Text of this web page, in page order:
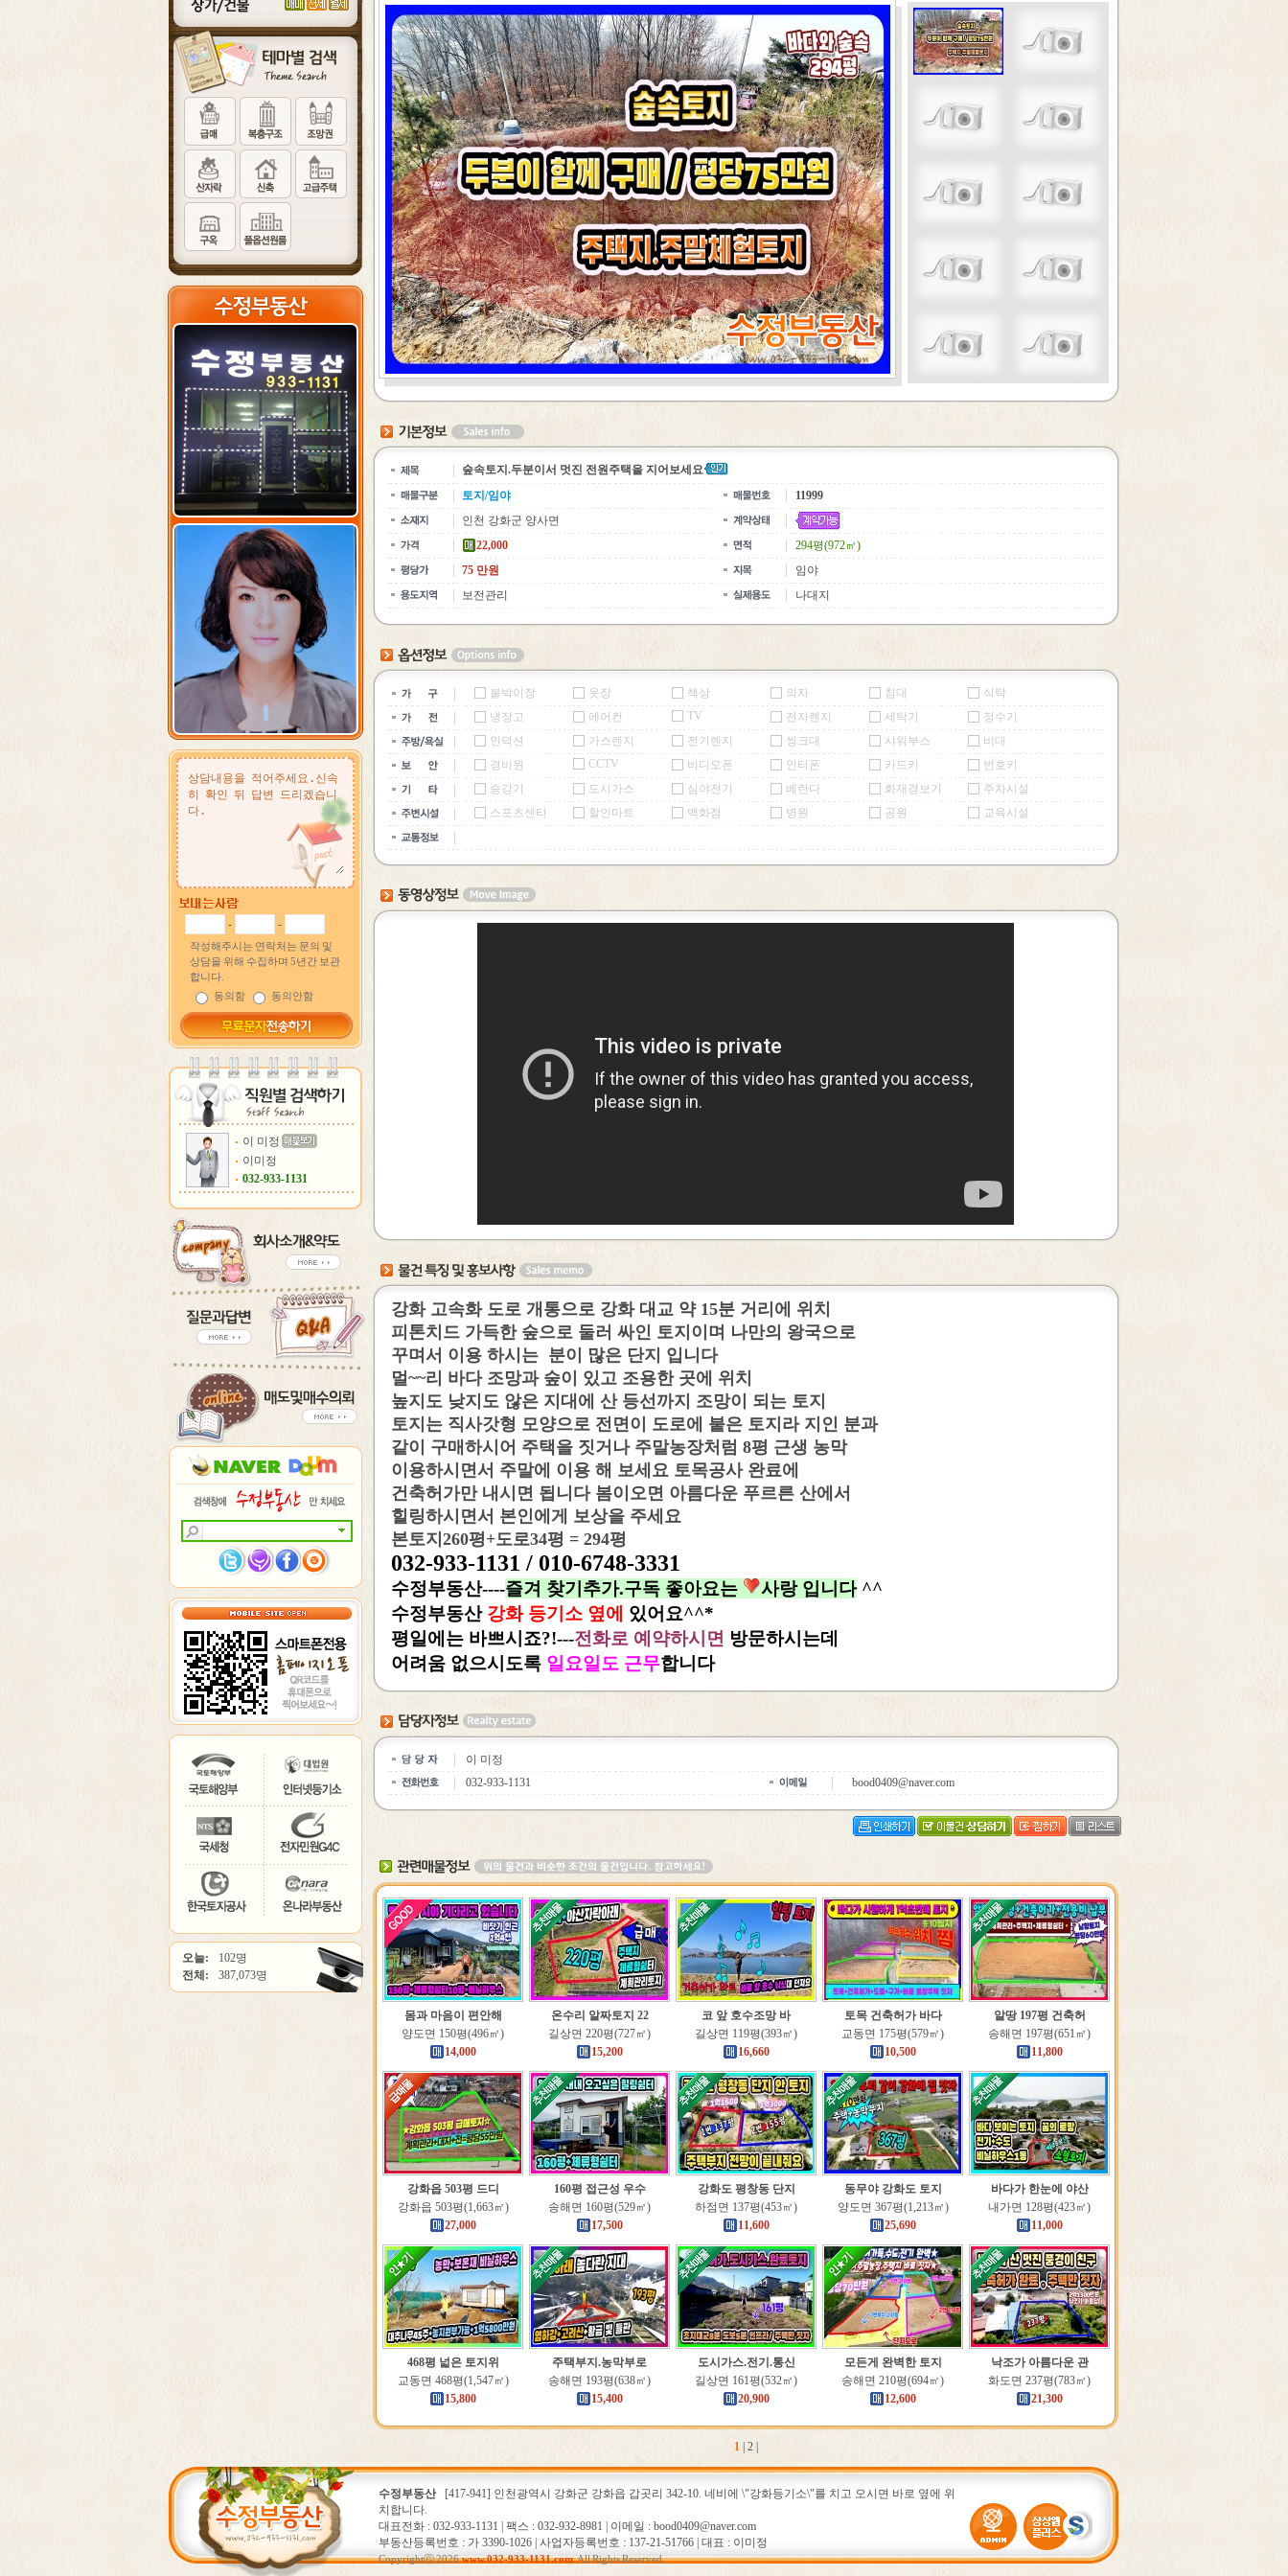
- -
작성해주시는 연락처는 문의 및
상담을 위해 수집하며 5년간 보관
합니다.
동의함
동의안함
이 미정
이미정
032-933-1131
오늘:
102명
전체:
387,073명
숲속토지.두분이서 멋진 전원주택을 지어보세요
토지/임야
11999
인천 강화군 양사면
22,000
294평(972㎡)
75 만원
임야
보전관리
나대지
붙박이장 옷장 책상 의자 침대
식탁
냉장고
에어컨 TV 전자렌지 세탁기
정수기
인덕션
가스렌지 전기렌지 씽크대 샤워부스
비대
경비원
CCTV 비디오폰 인터폰 카드키
번호키
승강기
도시가스 심야전기 베란다 화재경보기
주차시설
스포츠센타
할인마트 백화점 병원 공원 교육시설
강화 고속화 도로 개통으로 강화 대교 약 15분 거리에 위치
피톤치드 가득한 숲으로 둘러 싸인 토지이며 나만의 왕국으로
꾸며서 이용 하시는 분이 많은 단지 입니다
멀~~리 바다 조망과 숲이 있고 조용한 곳에 위치
높지도 낮지도 않은 지대에 산 등선까지 조망이 되는 토지
토지는 직사갓형 모양으로 전면이 도로에 붙은 토지라 지인 분과
같이 구매하시어 주택을 짓거나 주말농장처럼 8평 근생 농막
이용하시면서 주말에 이용 해 보세요 토목공사 완료에
건축허가만 내시면 됩니다 봄이오면 아름다운 푸르른 산에서
힐링하시면서 본인에게 보상을 주세요
본토지260평+도로34평 = 294평
032-933-1131 / 010-6748-3331
수정부동산----즐겨 찾기추가.구독 좋아요는 사랑 입니다^^
수정부동산 강화 등기소 옆에 있어요^^*
평일에는 바쁘시죠?!---전화로 예약하시면 방문하시는데
어려움 없으시도록 일요일도 근무합니다
이 미정
032-933-1131
bood0409@naver.com
몸과 마음이 편안해
양도면 150평(496㎡)
14,000
온수리 알짜토지 22
길상면 220평(727㎡)
15,200
코 앞 호수조망 바
길상면 119평(393㎡)
16,660
토목 건축허가 바다
교동면 175평(579㎡)
10,500
알땅 197평 건축허
송해면 197평(651㎡)
11,800
강화읍 503평 드디
강화읍 503평(1,663㎡)
27,000
160평 접근성 우수
송해면 160평(529㎡)
17,500
강화도 평창동 단지
하점면 137평(453㎡)
11,600
동무야 강화도 토지
양도면 367평(1,213㎡)
25,690
바다가 한눈에 야산
내가면 128평(423㎡)
11,000
468평 넓은 토지위
교동면 468평(1,547㎡)
15,800
주택부지.농막부로
송해면 193평(638㎡)
15,400
도시가스.전기.통신
길상면 161평(532㎡)
20,900
모든게 완벽한 토지
송해면 210평(694㎡)
12,600
낙조가 아름다운 관
화도면 237평(783㎡)
21,300
1| 2|
수정부동산
[417-941] 인천광역시 강화군 강화읍 갑곳리 342-10. 네비에 \"강화등기소\"를 치고 오시면 바로 옆에 위
치합니다.
대표전화 : 032-933-1131 | 팩스 : 032-932-8981 | 이메일 : bood0409@naver.com
부동산등록번호 : 가 3390-1026 | 사업자등록번호 : 137-21-51766 | 대표 : 이미정
Copyrightⓒ 2026 www.032-933-1131.com. All Rights Reserved.